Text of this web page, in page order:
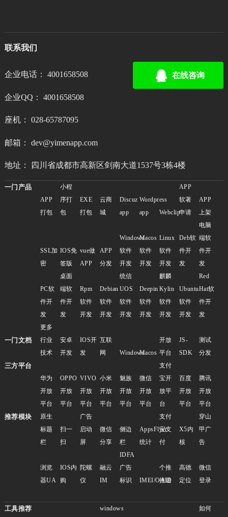
联系我们
企业电话： 4001658508
企业QQ： 4001658508
座机： 028-65787095
邮箱： dev@yimenapp.com
地址： 四川省成都市高新区剑南大道1537号3栋4楼
在线咨询
一门产品
APP
打包
小程
序打
包
EXE
打包
云商
城
Discuz
app
Wordpress
app
Webclip
APP
软著
申请
APP
上架
SSL加
密
IOS免
签版
vue做
APP
APP
分发
Windows
软件
开发
Macos
软件
开发
Linux
软件
开发
Deb软
件开
发
电脑
端软
件开
发
PC软
件开
发
桌面
端软
件开
发
Rpm
软件
开发
Debian
软件
开发
统信
UOS
软件
开发
Deepin
软件
开发
麒麟
Kylin
软件
开发
Ubuntu
软件
开发
Red
Hat软
件开
发
更多
一门文档
行业
技术
安卓
开发
IOS开
发
互联
网
WindowsMacos
开放
平台
JS-
SDK
测试
分发
三方平台
华为
开放
平台
OPPO
开放
平台
VIVO
开放
平台
小米
开放
平台
魅族
开放
平台
微信
开放
平台
支付
宝开
放平
台
百度
开放
平台
腾讯
开放
平台
推荐模块
原生
标题
栏
扫一
扫
广告
启动
屏
微信
分享
侧边
栏
AppsFlyer
统计
支付
宝支
付
X5内
核
穿山
甲广
告
浏览
器UA
IOS内
购
陀螺
仪
融云
IM
IDFA
广告
标识
IMEI/OAID
个推
推送
高德
定位
微信
登录
工具推荐
windows
如何